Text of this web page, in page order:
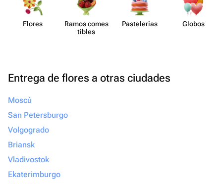
Flores
Ramos comes​
tibles
Paste​lerías Globos
Entrega de flores a otras ciudades
Moscú
San Petersburgo
Volgogrado
Briansk
Vladivostok
Ekaterimburgo